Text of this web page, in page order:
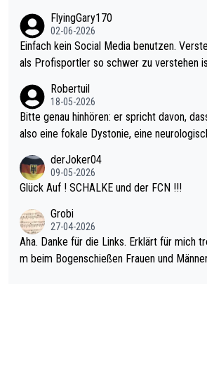
el hat.
s Leben in den Griff kriegen. Nur eins
r war doch neulich erst derjenige, der
rovoziert hat. Und Littlers Mutter schießt
FlyingGary170
02-06-2026
Einfach kein Social Media benutzen.
als Profisportler so schwer zu verstehen
Robertuil
18-05-2026
Bitte genau hinhören: er spricht davon,
also eine fokale Dystonie, eine
erden, im Arm hat. Und, dass Medikamente
be immer noch, dass sehr viele der
diese könnten teils wirksam behandelt
man nur zum Neurologen und nicht zum
derJoker04
09-05-2026
Glück Auf ! SCHALKE und der FCN !!!
Grobi
27-04-2026
Aha. Danke für die Links. Erklärt für mich
m beim Bogenschießen Frauen und